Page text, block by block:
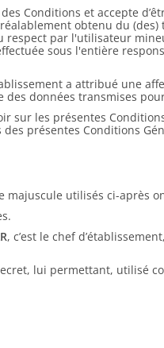
Conditions et accepte
obtenu du
par l'utilisateur
sous l'entière
a attribué une
des données transmises
les présentes
présentes Conditions
majuscule utilisés ci-après
, c’est le chef
lui permettant, utilisé